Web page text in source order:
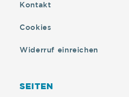
Kontakt
Cookies
Widerruf einreichen
SEITEN